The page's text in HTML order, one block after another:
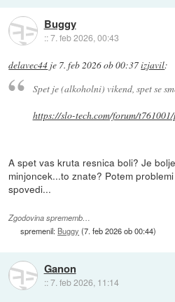
Buggy
::7. feb 2026, 00:43
delavec44 je 7. feb 2026 ob 00:37izjavil:
Spet je (alkoholni) vikend, spet se
https://slo-tech.com/forum/t761001/
A spet vas kruta resnica boli? Je
minjoncek...to znate? Potem
spovedi...
Zgodovina sprememb…
spremenil: Buggy (7. feb 2026 ob 00:44)
Ganon
::7. feb 2026, 11:14